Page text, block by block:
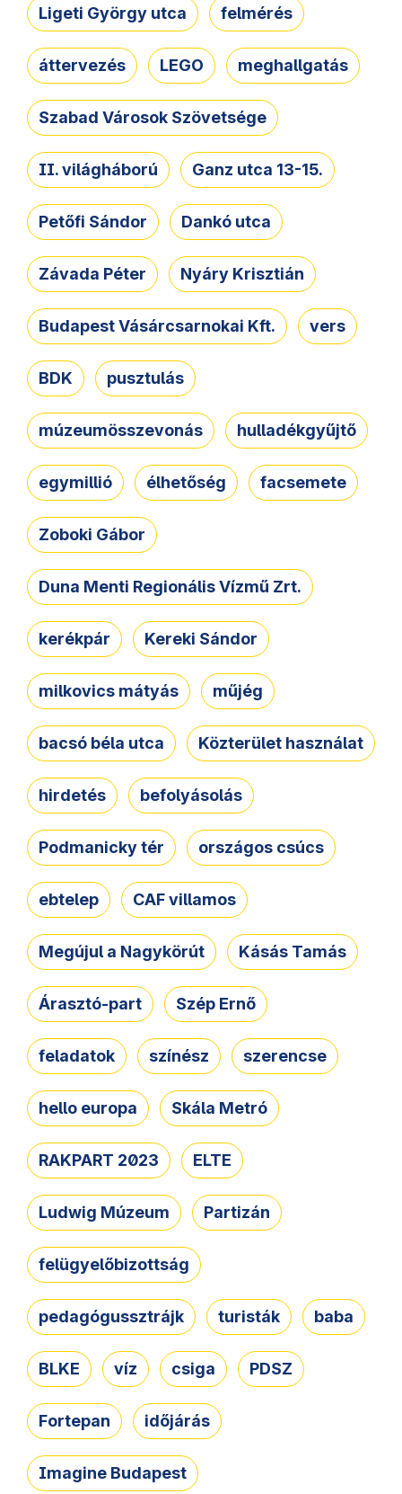
Ligeti György utca felmérés
áttervezés LEGO meghallgatás
Szabad Városok Szövetsége
II. világháború Ganz utca 13-15.
Petőfi Sándor Dankó utca
Závada Péter Nyáry Krisztián
Budapest Vásárcsarnokai Kft. vers
BDK pusztulás
múzeumösszevonás hulladékgyűjtő
egymillió élhetőség facsemete
Zoboki Gábor
Duna Menti Regionális Vízmű Zrt.
kerékpár Kereki Sándor
milkovics mátyás műjég
bacsó béla utca Közterület használat
hirdetés befolyásolás
Podmanicky tér országos csúcs
ebtelep CAF villamos
Megújul a Nagykörút Kásás Tamás
Árasztó-part Szép Ernő
feladatok színész szerencse
hello europa Skála Metró
RAKPART 2023 ELTE
Ludwig Múzeum Partizán
felügyelőbizottság
pedagógussztrájk turisták baba
BLKE víz csiga PDSZ
Fortepan időjárás
Imagine Budapest